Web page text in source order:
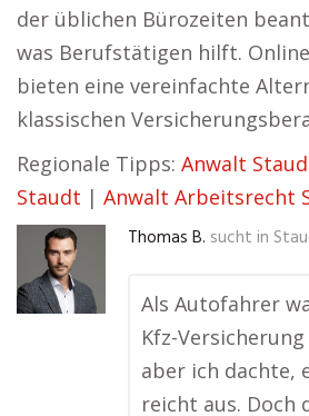
der üblichen Bürozeiten
was Berufstätigen hilft.
bieten eine vereinfachte
klassischen
Regionale Tipps: Anwalt
Staudt | Anwalt Arbeitsrecht
Thomas B. sucht in
Als Autofahrer
Kfz-
aber ich dachte,
reicht aus. Doch